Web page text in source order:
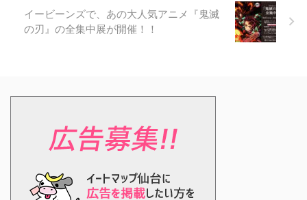
イービーンズで、あの大人気アニメ『鬼滅
の刃』の全集中展が開催！！